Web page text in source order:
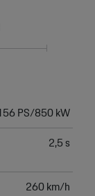
PS/850 kW
2,5 s
260 km/h